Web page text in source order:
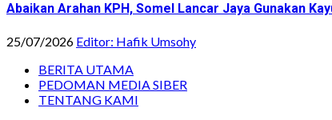
Abaikan Arahan KPH, Somel Lancar Jaya Gunakan
25/07/2026 Editor: Hafik Umsohy
BERITA UTAMA
PEDOMAN MEDIA SIBER
TENTANG KAMI